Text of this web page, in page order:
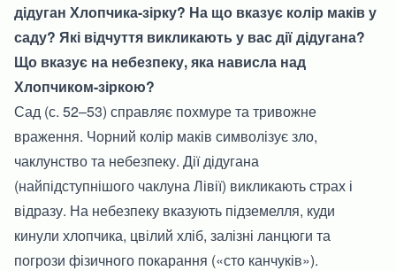
дідуган Хлопчика-зірку? На що вказує колір маків у
саду? Які відчуття викликають у вас дії дідугана?
Що вказує на небезпеку, яка нависла над
Хлопчиком-зіркою?
Сад (с. 52–53) справляє похмуре та тривожне
враження. Чорний колір маків символізує зло,
чаклунство та небезпеку. Дії дідугана
(найпідступнішого чаклуна Лівії) викликають страх і
відразу. На небезпеку вказують підземелля, куди
кинули хлопчика, цвілий хліб, залізні ланцюги та
погрози фізичного покарання («сто канчуків»).